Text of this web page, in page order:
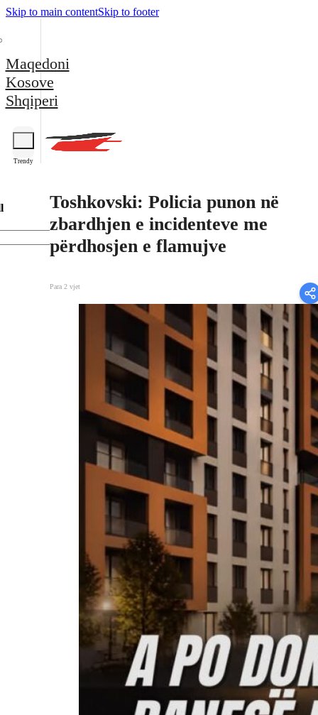
Skip to main contentSkip to footer
Maqedoni
Kosove
Shqiperi
Trendy
Toshkovski: Policia punon në
zbardhjen e incidenteve me
përdhosjen e flamujve
Para 2 vjet